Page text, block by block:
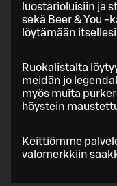
luostarioluisiin ja
sekä Beer & You -
löytämään
Ruokalistalta
meidän jo
myös muita
höystein
Keittiömme
valomerkkiin